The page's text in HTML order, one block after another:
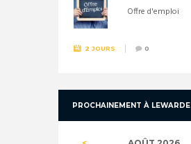
Offre d'emploi
2 JOURS 0
PROCHAINEMENT À LEWARDE